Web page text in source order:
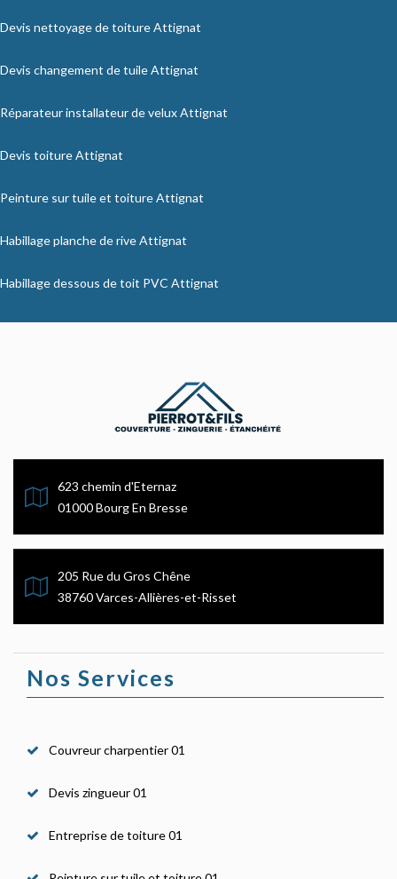
Devis nettoyage de toiture Attignat
Devis changement de tuile Attignat
Réparateur installateur de velux Attignat
Devis toiture Attignat
Peinture sur tuile et toiture Attignat
Habillage planche de rive Attignat
Habillage dessous de toit PVC Attignat
623 chemin d'Eternaz
01000 Bourg En Bresse
205 Rue du Gros Chêne
38760 Varces-Allières-et-Risset
Nos Services
Couvreur charpentier 01
Devis zingueur 01
Entreprise de toiture 01